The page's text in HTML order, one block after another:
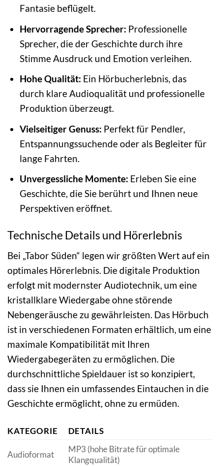
Fantasie beflügelt.
Hervorragende Sprecher: Professionelle
Sprecher, die der Geschichte durch ihre
Stimme Ausdruck und Emotion verleihen.
Hohe Qualität: Ein Hörbucherlebnis, das
durch klare Audioqualität und professionelle
Produktion überzeugt.
Vielseitiger Genuss: Perfekt für Pendler,
Entspannungssuchende oder als Begleiter für
lange Fahrten.
Unvergessliche Momente: Erleben Sie eine
Geschichte, die Sie berührt und Ihnen neue
Perspektiven eröffnet.
Technische Details und Hörerlebnis
Bei „Tabor Süden“ legen wir größten Wert auf ein
optimales Hörerlebnis. Die digitale Produktion
erfolgt mit modernster Audiotechnik, um eine
kristallklare Wiedergabe ohne störende
Nebengeräusche zu gewährleisten. Das Hörbuch
ist in verschiedenen Formaten erhältlich, um eine
maximale Kompatibilität mit Ihren
Wiedergabegeräten zu ermöglichen. Die
durchschnittliche Spieldauer ist so konzipiert,
dass sie Ihnen ein umfassendes Eintauchen in die
Geschichte ermöglicht, ohne zu ermüden.
KATEGORIE DETAILS
Audioformat
MP3 (hohe Bitrate für optimale
Klangqualität)